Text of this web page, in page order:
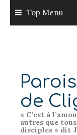
content
Top Menu
de
« C’est à
autres que
disciples » dit